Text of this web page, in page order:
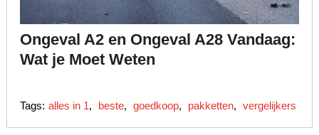
Ongeval A2 en Ongeval A28 Vandaag:
Wat je Moet Weten
Tags: alles in 1, beste, goedkoop, pakketten, vergelijkers